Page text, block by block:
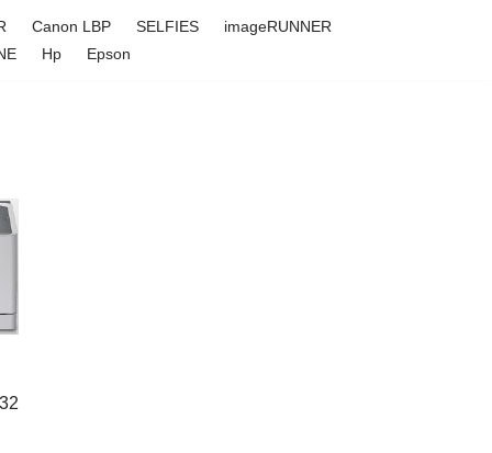
Canon LBP SELFIES
imageRUNNER
Hp Epson